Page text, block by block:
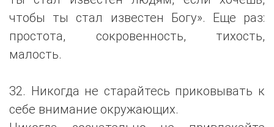
чтобы ты стал известен Богу». Еще раз:
простота, сокровенность, тихость,
малость.
32. Никогда не старайтесь приковывать к
себе внимание окружающих.